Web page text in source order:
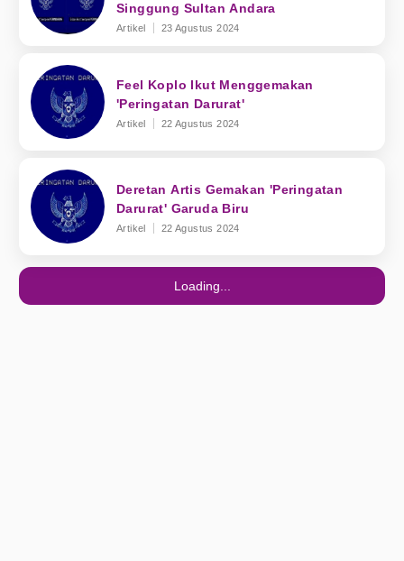
Singgung Sultan Andara
Artikel 23 Agustus 2024
Feel Koplo Ikut Menggemakan
'Peringatan Darurat'
Artikel 22 Agustus 2024
Deretan Artis Gemakan 'Peringatan
Darurat' Garuda Biru
Artikel 22 Agustus 2024
Loading...